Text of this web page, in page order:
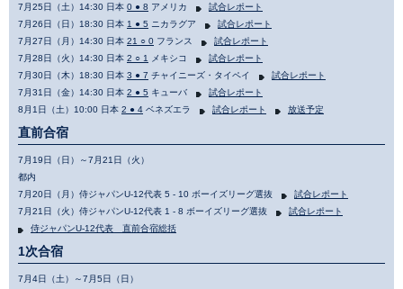
7月25日（土）14:30 日本 0 ● 8 アメリカ
試合レポート
7月26日（日）18:30 日本 1 ● 5 ニカラグア
試合レポート
7月27日（月）14:30 日本 21 ○ 0 フランス
試合レポート
7月28日（火）14:30 日本 2 ○ 1 メキシコ
試合レポート
7月30日（木）18:30 日本 3 ● 7 チャイニーズ・タイペイ
試合レポート
7月31日（金）14:30 日本 2 ● 5 キューバ
試合レポート
8月1日（土）10:00 日本 2 ● 4 ベネズエラ 試合レポート 放送予定
直前合宿
7月19日（日）～7月21日（火）
都内
7月20日（月）侍ジャパンU-12代表 5 - 10 ボーイズリーグ選抜
試合レポート
7月21日（火）侍ジャパンU-12代表 1 - 8 ボーイズリーグ選抜
試合レポート
侍ジャパンU-12代表 直前合宿総括
1次合宿
7月4日（土）～7月5日（日）